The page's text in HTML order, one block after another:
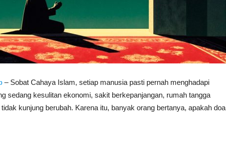
– Sobat Cahaya Islam, setiap manusia pasti pernah menghadapi
sedang kesulitan ekonomi, sakit berkepanjangan, rumah tangga
kunjung berubah. Karena itu, banyak orang bertanya, apakah doa